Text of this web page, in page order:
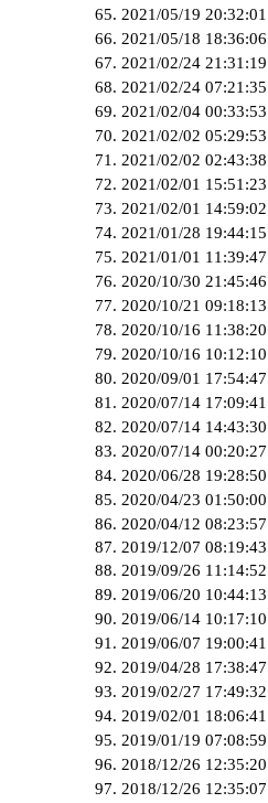
2021/05/19 20:32:01
2021/05/18 18:36:06
2021/02/24 21:31:19
2021/02/24 07:21:35
2021/02/04 00:33:53
2021/02/02 05:29:53
2021/02/02 02:43:38
2021/02/01 15:51:23
2021/02/01 14:59:02
2021/01/28 19:44:15
2021/01/01 11:39:47
2020/10/30 21:45:46
2020/10/21 09:18:13
2020/10/16 11:38:20
2020/10/16 10:12:10
2020/09/01 17:54:47
2020/07/14 17:09:41
2020/07/14 14:43:30
2020/07/14 00:20:27
2020/06/28 19:28:50
2020/04/23 01:50:00
2020/04/12 08:23:57
2019/12/07 08:19:43
2019/09/26 11:14:52
2019/06/20 10:44:13
2019/06/14 10:17:10
2019/06/07 19:00:41
2019/04/28 17:38:47
2019/02/27 17:49:32
2019/02/01 18:06:41
2019/01/19 07:08:59
2018/12/26 12:35:20
2018/12/26 12:35:07